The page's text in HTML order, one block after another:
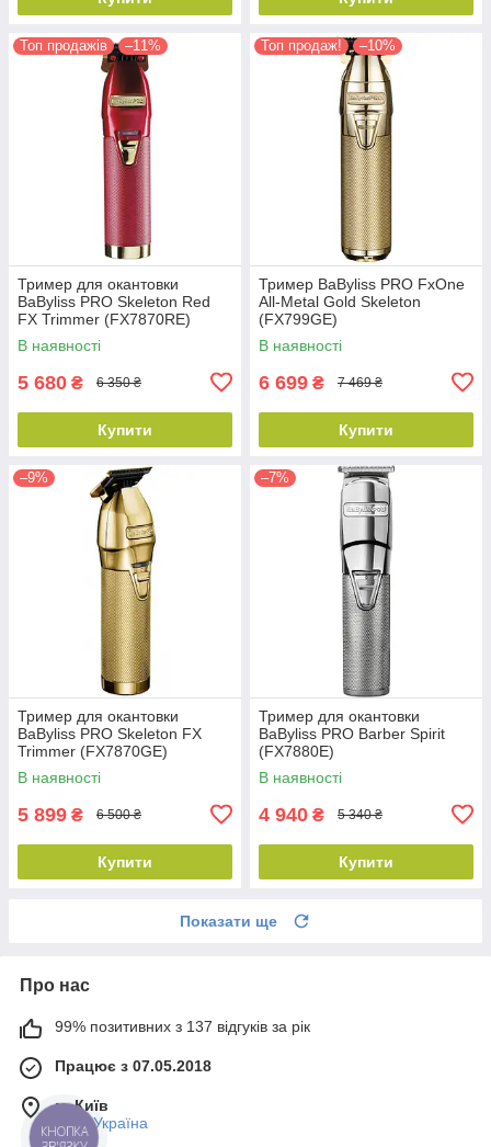
Топ продажів –11%
Тример для окантовки
BaByliss PRO Skeleton Red
FX Trimmer (FX7870RE)
В наявності
5 680 ₴ 6 350 ₴
Купити
Топ продаж! –10%
Тример BaByliss PRO FxOne
All-Metal Gold Skeleton
(FX799GE)
В наявності
6 699 ₴ 7 469 ₴
Купити
–9%
Тример для окантовки
BaByliss PRO Skeleton FX
Trimmer (FX7870GE)
В наявності
5 899 ₴ 6 500 ₴
Купити
–7%
Тример для окантовки
BaByliss PRO Barber Spirit
(FX7880E)
В наявності
4 940 ₴ 5 340 ₴
Купити
Показати ще
Про нас
99% позитивних з 137 відгуків за рік
Працює з 07.05.2018
м. Київ
Київ, Україна
КНОПКА